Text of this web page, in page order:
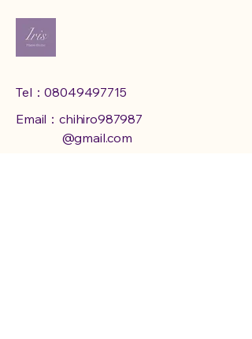
Tel：08049497715
Email：chihiro987987
@gmail.com